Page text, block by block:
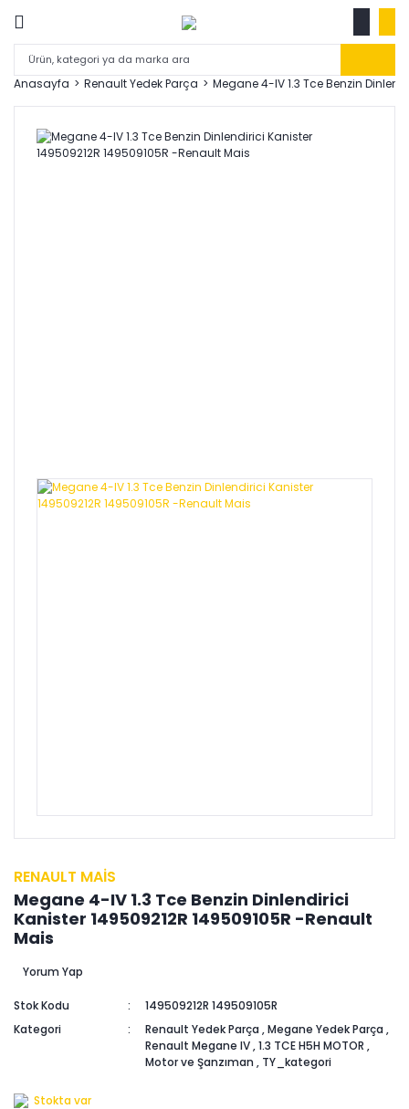
Anasayfa Renault Yedek Parça Megane 4-IV 1.3 Tce Benzin
RENAULT MAİS
Megane 4-IV 1.3 Tce Benzin Dinlendirici
Kanister 149509212R 149509105R -Renault
Mais
Yorum Yap
Stok Kodu
149509212R 149509105R
Kategori
Renault Yedek Parça ,Megane Yedek Parça ,
Renault Megane IV,1.3 TCE H5H MOTOR ,
Motor ve Şanzıman , TY_kategori
Stokta var